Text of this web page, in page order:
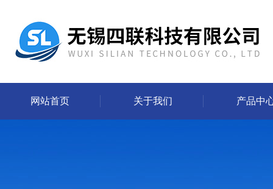
网站首页 关于我们 产品中